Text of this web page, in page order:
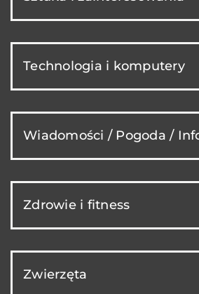
Technologia i komputery
Wiadomości / Pogoda /
Zdrowie i fitness
Zwierzęta